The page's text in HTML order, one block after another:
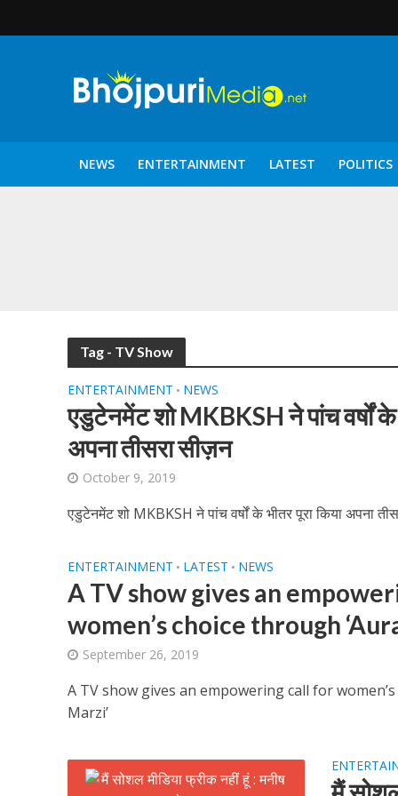
NEWS ENTERTAINMENT LATEST POLITICS
वर्ल्डवाइड रिकॉर्ड्स
Tag - TV Show
ENTERTAINMENT • NEWS
एडुटेनमेंट शो MKBKSH ने पांच वर्षों के
अपना तीसरा सीज़न
October 9, 2019
एडुटेनमेंट शो MKBKSH ने पांच वर्षों के भीतर पूरा किया अपना
ENTERTAINMENT • LATEST • NEWS
A TV show gives an
women’s choice through
September 26, 2019
A TV show gives an empowering call for
Marzi’